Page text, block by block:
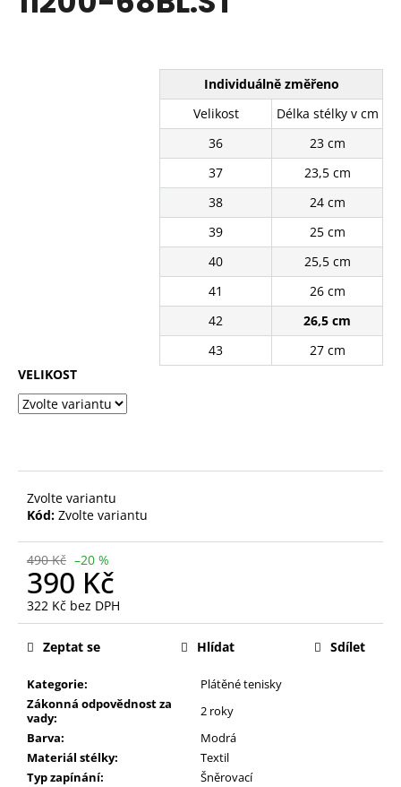
Individuálně změřeno
Velikost
Délka stélky v cm
36
23 cm
37
23,5 cm
38
24 cm
39
25 cm
40
25,5 cm
41
26 cm
42
26,5 cm
43
27 cm
VELIKOST
Zvolte variantu
Kód: Zvolte variantu
490 Kč –20 %
390 Kč
322 Kč bez DPH
Měrná
Kategorie:
Plátěné tenisky
Zákonná odpovědnost za
vady:
2 roky
Barva:
Modrá
Materiál stélky:
Textil
Typ zapínání:
Šněrovací
Zeptat se Hlídat Sdílet